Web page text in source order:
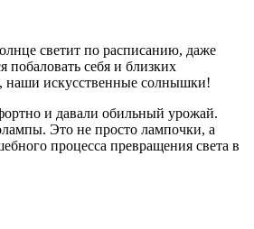
светит по расписанию, даже
побаловать себя и близких
наши искусственные солнышки!
и давали обильный урожай.
Это не просто лампочки, а
процесса превращения света в